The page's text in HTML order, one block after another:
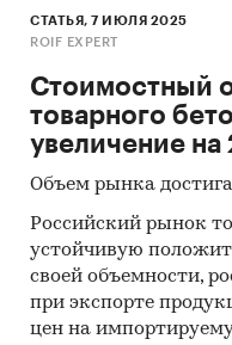
СТАТЬЯ, 7 ИЮЛЯ 2025
ROIF EXPERT
Стоимостный
товарного
увеличение на
Объем рынка
Российский рынок
устойчивую
своей объемности,
при экспорте
цен на